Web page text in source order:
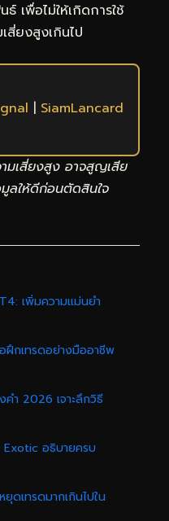
เพื่อไม่ให้เกิดการใช้
สี่ยงสูงเกินไป
| SiamLancard
มเสี่ยงสูง อาจสูญเสีย
ลให้ดีก่อนตัดสินใจ
เพิ่มความแม่นยำ
กเทรดอย่างมืออาชีพ
ำ 2026 เจาะลึกวิธี
Exotic อธิบายครบ
ดเทรดมากเกินไปใน